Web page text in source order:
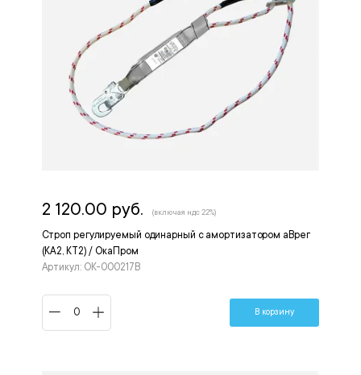
Строп регулируемый одинарный с амортизатором аВрег
(КА2, КТ2) / ОкаПром
Артикул: ОК-000217В
2 120.00 руб. (включая ндс 22%)
В корзину